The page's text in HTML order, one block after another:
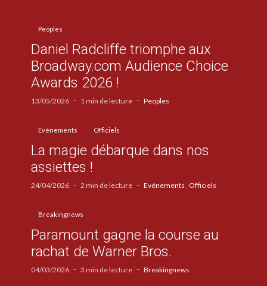
Peoples
Daniel Radcliffe triomphe aux
Broadway.com Audience Choice
Awards 2026 !
13/05/2026 1 min de lecture Peoples
Evénements Officiels
La magie débarque dans nos
assiettes !
24/04/2026 2 min de lecture Evénements Officiels
Breakingnews
Paramount gagne la course au
rachat de Warner Bros.
04/03/2026 3 min de lecture Breakingnews